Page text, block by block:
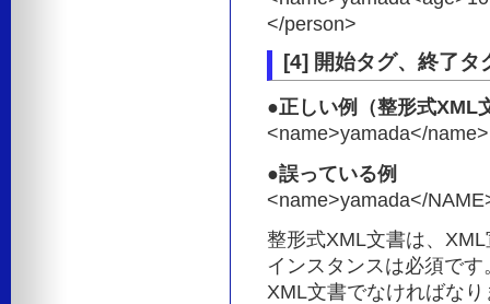
</person>
[4] 開始タグ、終了タ
●正しい例（整形式XML
<name>yamada</name>
●誤っている例
<name>yamada</
整形式XML文書は、
インスタンスは必須で
XML文書でなければな